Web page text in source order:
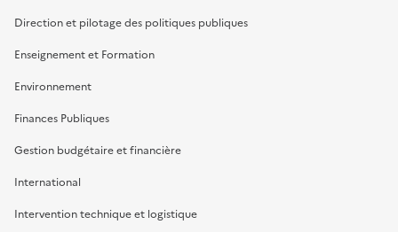
Direction et pilotage des politiques publiques
Enseignement et Formation
Environnement
Finances Publiques
Gestion budgétaire et financière
International
Intervention technique et logistique